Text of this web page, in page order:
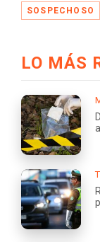
SOSPECHOSO
LO MÁS